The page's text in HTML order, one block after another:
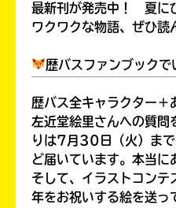
最新刊が発売中！ 夏に
ワクワクな物語、ぜひ読
歴バスファンブックで
歴バス全キャラクター＋
左近堂絵里さんへの質
りは7月30日（火）ま
ど届いています。本当に
そして、イラストコンテ
年をお祝いする絵を送